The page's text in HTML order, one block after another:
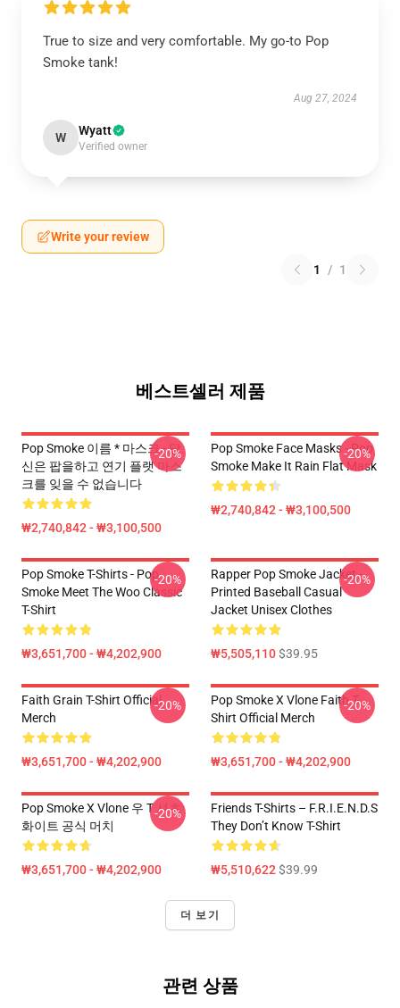
True to size and very comfortable. My go-to Pop
Smoke tank!
Aug 27, 2024
W Wyatt
Verified owner
Write your review
1 / 1
베스트셀러 제품
Pop Smoke 이름 * 마스크 - 당
신은 팝을하고 연기 플랫 마스
크를 잊을 수 없습니다
₩2,740,842 - ₩3,100,500
-20%
Pop Smoke Face Masks - Pop
Smoke Make It Rain Flat Mask
₩2,740,842 - ₩3,100,500
-20%
Pop Smoke T-Shirts - Pop
Smoke Meet The Woo Classic
T-Shirt
₩3,651,700 - ₩4,202,900
-20%
Rapper Pop Smoke Jacket -
Printed Baseball Casual
Jacket Unisex Clothes
₩5,505,110$39.95
-20%
Faith Grain T-Shirt Official
Merch
₩3,651,700 - ₩4,202,900
-20%
Pop Smoke X Vlone Faith T-
Shirt Official Merch
₩3,651,700 - ₩4,202,900
-20%
Pop Smoke X Vlone 우 T 셔츠
화이트 공식 머치
₩3,651,700 - ₩4,202,900
-20%
Friends T-Shirts – F.R.I.E.N.D.S
They Don’t Know T-Shirt
₩5,510,622$39.99
더 보기
관련 상품